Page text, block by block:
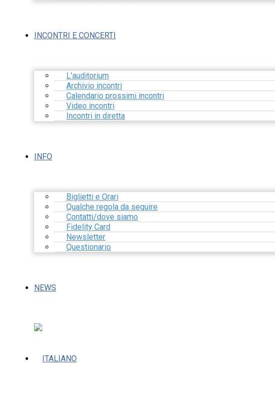
INCONTRI E CONCERTI
L’auditorium
Archivio incontri
Calendario prossimi incontri
Video incontri
Incontri in diretta
INFO
Biglietti e Orari
Qualche regola da seguire
Contatti/dove siamo
Fidelity Card
Newsletter
Questionario
NEWS